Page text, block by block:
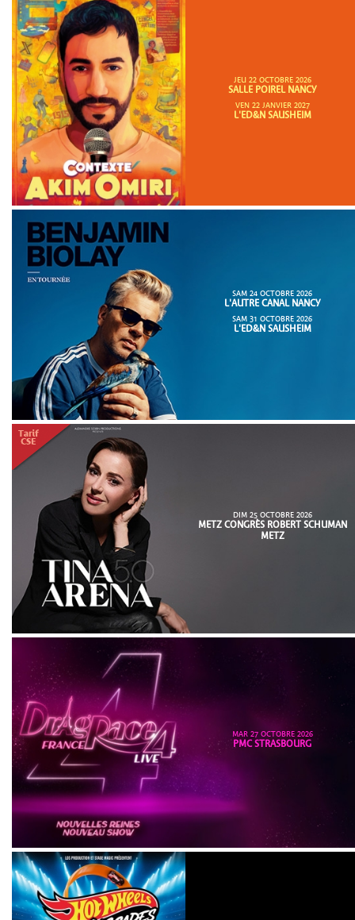
JEU 22 OCTOBRE 2026
SALLE POIREL NANCY
VEN 22 JANVIER 2027
L'ED&N SAUSHEIM
SAM 24 OCTOBRE 2026
L'AUTRE CANAL NANCY
SAM 31 OCTOBRE 2026
L'ED&N SAUSHEIM
DIM 25 OCTOBRE 2026
METZ CONGRÈS ROBERT SCHUMAN
METZ
MAR 27 OCTOBRE 2026
PMC STRASBOURG